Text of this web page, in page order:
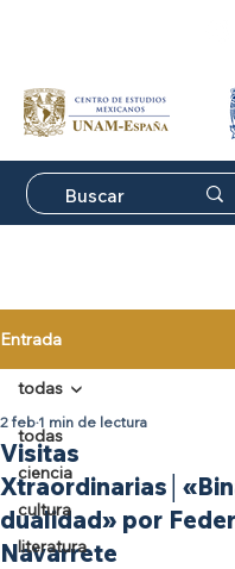
Entrada
todas
ciencia
cultura
literatura
todas
Visitas
dualidad» por
Navarrete
2 feb1 min de lectura